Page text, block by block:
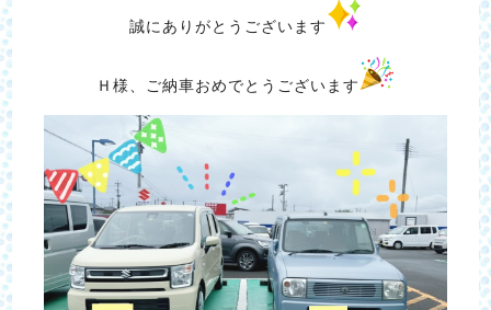
誠にありがとうございます
Ｈ様、ご納車おめでとうございます